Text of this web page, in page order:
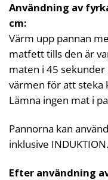
Användning av
cm:
Värm upp pannan
matfett tills den är
maten i 45
värmen för att steka
Lämna ingen mat i
Pannorna kan
inklusive INDUKTION.
Efter användning